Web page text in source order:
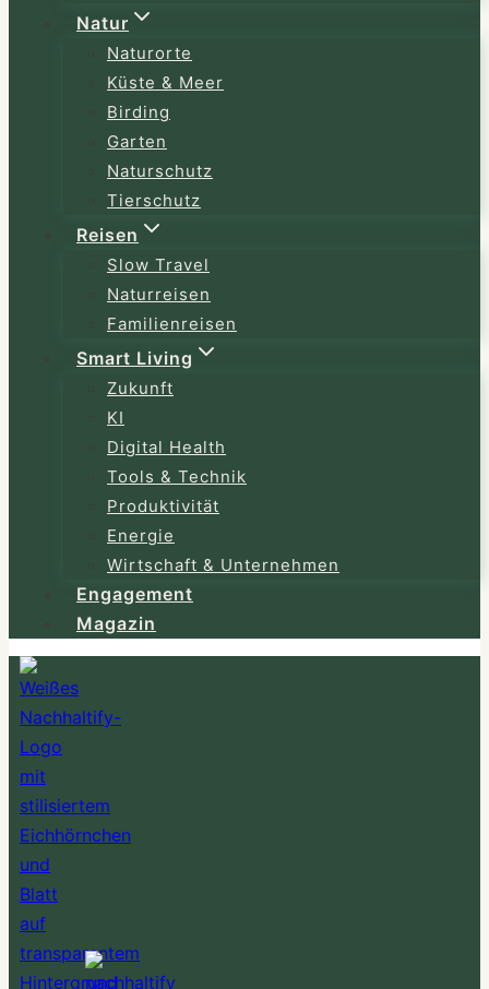
Natur
Naturorte
Küste & Meer
Birding
Garten
Naturschutz
Tierschutz
Reisen
Slow Travel
Naturreisen
Familienreisen
Smart Living
Zukunft
KI
Digital Health
Tools & Technik
Produktivität
Energie
Wirtschaft & Unternehmen
Engagement
Magazin